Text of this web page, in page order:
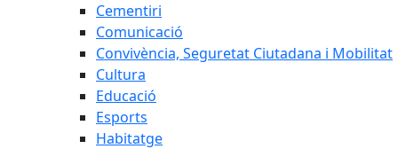
Cementiri
Comunicació
Convivència, Seguretat Ciutadana i Mobilitat
Cultura
Educació
Esports
Habitatge